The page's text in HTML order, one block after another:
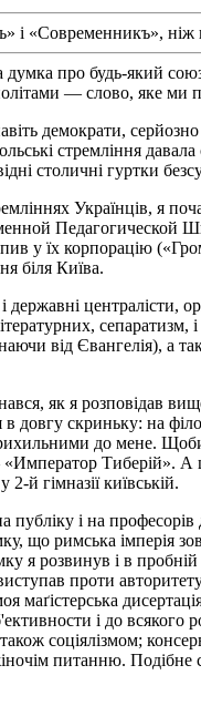
і «Современникъ», ніж
а думка про будь-
— слово, яке ми
демократи,
стремління
столичні гуртки
Українців, я
у їх корпорацію
біля Київа.
державні
від Євангелія), а
як я розповідав
довгу скриньку: на
до мене.
«Император Тиберій».
й гімназії київській.
і на
що римська імперія
я розвинув і в
проти
і до
соціялізмом;
питанню. Подібне